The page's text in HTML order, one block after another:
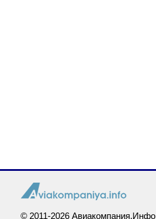
© 2011-2026 Авиакомпания.Инфо